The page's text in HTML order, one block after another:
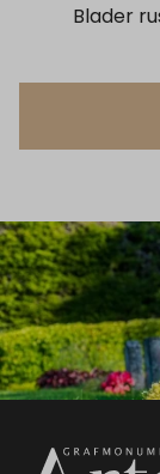
Blader